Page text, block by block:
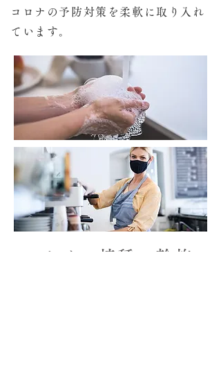
コロナの予防対策を柔軟に 取り入れ
ています。
​ワクチン接種の斡旋